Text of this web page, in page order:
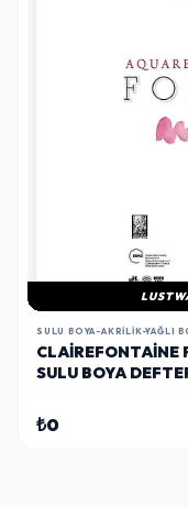
SULU BOYA-AKRILIK-YAĞLI
CLAIREFONTAINE
SULU BOYA
₺0